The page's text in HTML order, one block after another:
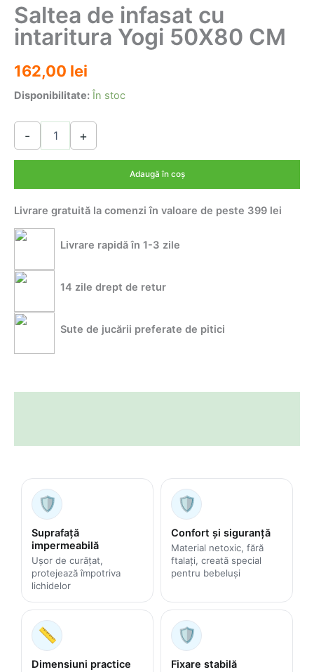
Saltea de infasat cu
intaritura Yogi 50X80 CM
162,00 lei
Disponibilitate: În stoc
-
Cantitate
Yogi
50X80
CM
+
Adaugă în coș
Livrare gratuită la comenzi în valoare de peste 399 lei
Livrare rapidă în 1-3 zile
14 zile drept de retur
Sute de jucării preferate de pitici
🛡️
Suprafață
impermeabilă
Ușor de curățat,
protejează împotriva
lichidelor
🛡️
Confort și siguranță
Material netoxic, fără
ftalați, creată special
pentru bebeluși
📏
Dimensiuni practice
🛡️
Fixare stabilă